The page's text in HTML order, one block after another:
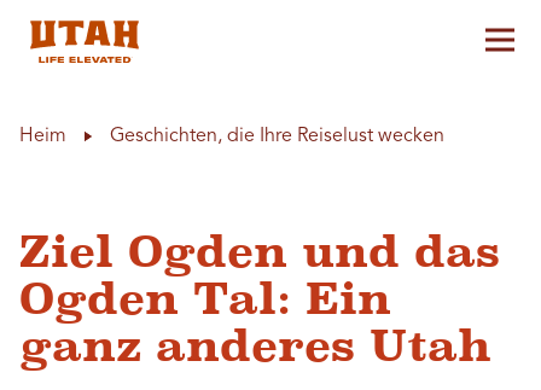
Heim Geschichten, die Ihre Reiselust wecken
Ziel Ogden und das
Ogden Tal: Ein
ganz anderes Utah